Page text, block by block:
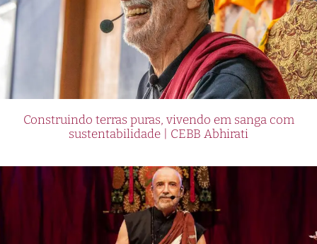
Construindo terras puras, vivendo em sanga com
sustentabilidade | CEBB Abhirati